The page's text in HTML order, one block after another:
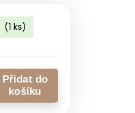
(1 ks)
Přidat do
košíku